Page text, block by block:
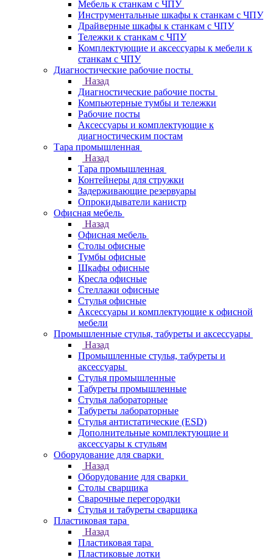
Мебель к станкам с ЧПУ
Инструментальные шкафы к станкам с ЧПУ
Драйверные шкафы к станкам с ЧПУ
Тележки к станкам с ЧПУ
Комплектующие и аксессуары к мебели к
станкам с ЧПУ
Диагностические рабочие посты
Назад
Диагностические рабочие посты
Компьютерные тумбы и тележки
Рабочие посты
Аксессуары и комплектующие к
диагностическим постам
Тара промышленная
Назад
Тара промышленная
Контейнеры для стружки
Задерживающие резервуары
Опрокидыватели канистр
Офисная мебель
Назад
Офисная мебель
Столы офисные
Тумбы офисные
Шкафы офисные
Кресла офисные
Стеллажи офисные
Стулья офисные
Аксессуары и комплектующие к офисной
мебели
Промышленные стулья, табуреты и аксессуары
Назад
Промышленные стулья, табуреты и
аксессуары
Стулья промышленные
Табуреты промышленные
Стулья лабораторные
Табуреты лабораторные
Стулья антистатические (ESD)
Дополнительные комплектующие и
аксессуары к стульям
Оборудование для сварки
Назад
Оборудование для сварки
Столы сварщика
Сварочные перегородки
Стулья и табуреты сварщика
Пластиковая тара
Назад
Пластиковая тара
Пластиковые лотки